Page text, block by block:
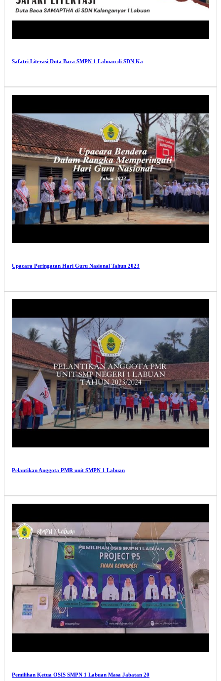
Safatri Literasi Duta Baca SMPN 1 Labuan di SDN Ka
Upacara Peringatan Hari Guru Nasional Tahun 2023
Pelantikan Anggota PMR unit SMPN 1 Labuan
Pemilihan Ketua OSIS SMPN 1 Labuan Masa Jabatan 20